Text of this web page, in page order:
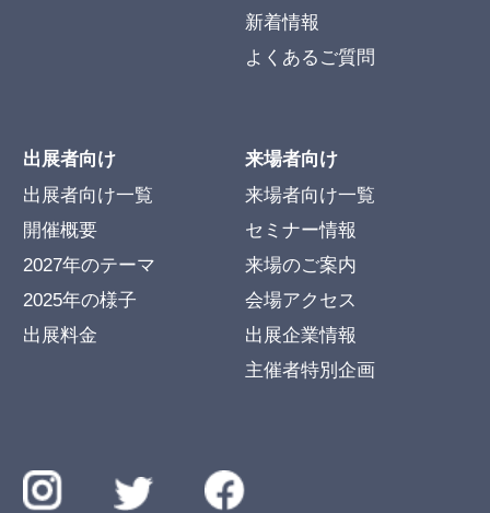
新着情報
よくあるご質問
出展者向け
出展者向け一覧
開催概要
2027年のテーマ
2025年の様子
出展料金
来場者向け
来場者向け一覧
セミナー情報
来場のご案内
会場アクセス
出展企業情報
主催者特別企画